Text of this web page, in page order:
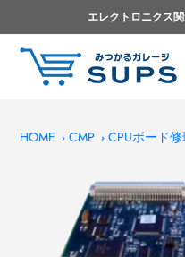
ン
エレクトロニクス
HOME CMP CPUボード